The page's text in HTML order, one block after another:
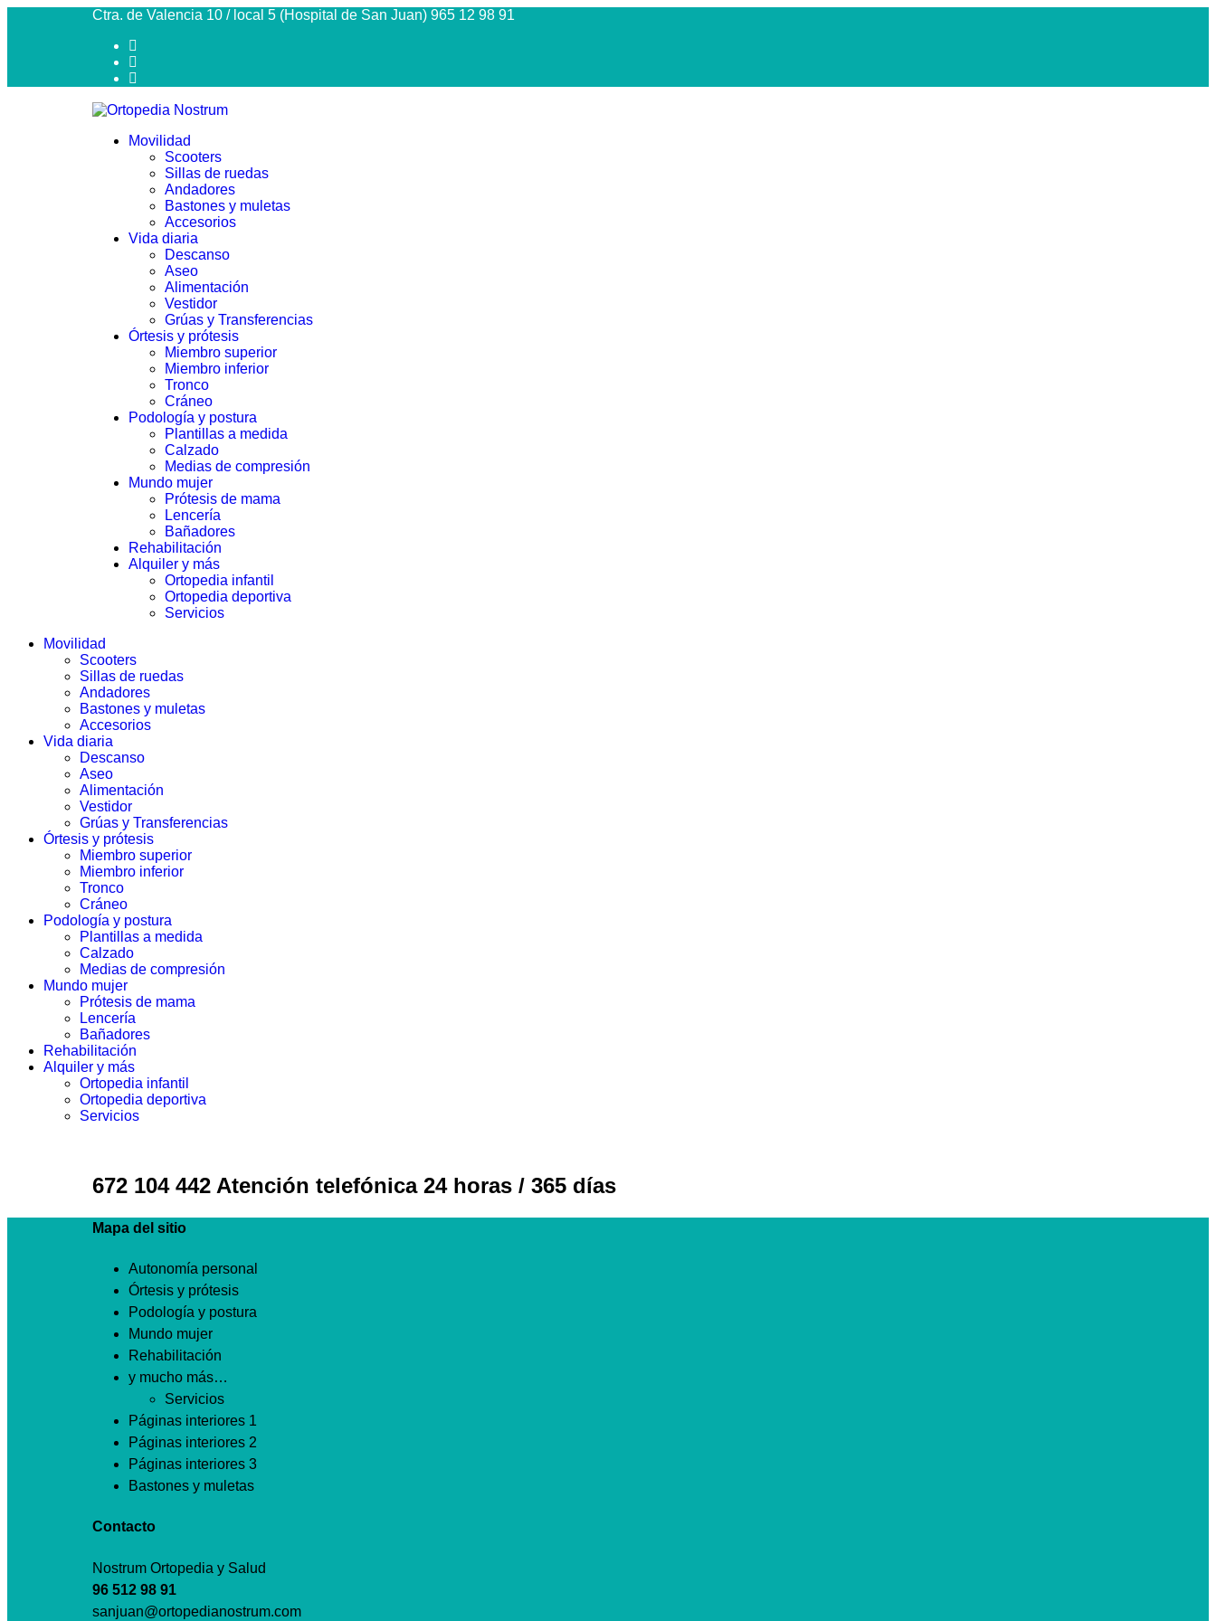
Ctra. de Valencia 10 / local 5 (Hospital de San Juan) 965 12 98 91
Movilidad
Scooters
Sillas de ruedas
Andadores
Bastones y muletas
Accesorios
Vida diaria
Descanso
Aseo
Alimentación
Vestidor
Grúas y Transferencias
Órtesis y prótesis
Miembro superior
Miembro inferior
Tronco
Cráneo
Podología y postura
Plantillas a medida
Calzado
Medias de compresión
Mundo mujer
Prótesis de mama
Lencería
Bañadores
Rehabilitación
Alquiler y más
Ortopedia infantil
Ortopedia deportiva
Servicios
Movilidad
Scooters
Sillas de ruedas
Andadores
Bastones y muletas
Accesorios
Vida diaria
Descanso
Aseo
Alimentación
Vestidor
Grúas y Transferencias
Órtesis y prótesis
Miembro superior
Miembro inferior
Tronco
Cráneo
Podología y postura
Plantillas a medida
Calzado
Medias de compresión
Mundo mujer
Prótesis de mama
Lencería
Bañadores
Rehabilitación
Alquiler y más
Ortopedia infantil
Ortopedia deportiva
Servicios
672 104 442 Atención telefónica 24 horas / 365 días
Mapa del sitio
Autonomía personal
Órtesis y prótesis
Podología y postura
Mundo mujer
Rehabilitación
y mucho más…
Servicios
Páginas interiores 1
Páginas interiores 2
Páginas interiores 3
Bastones y muletas
Contacto
Nostrum Ortopedia y Salud
96 512 98 91
sanjuan@ortopedianostrum.com